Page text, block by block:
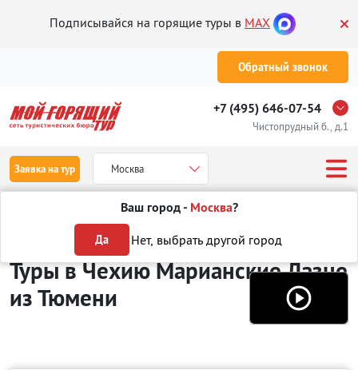
Подписывайся на горящие туры в MAX
Обратный звонок
+7 (495) 646-07-54
Чистопрудный б., д.1
Заявка на тур Москва
Ваш город - Москва?
Да Нет, выбрать другой город
Отдых в Чехии Марианские Лазне
Туры в Чехию Марианские Лазне
из Тюмени